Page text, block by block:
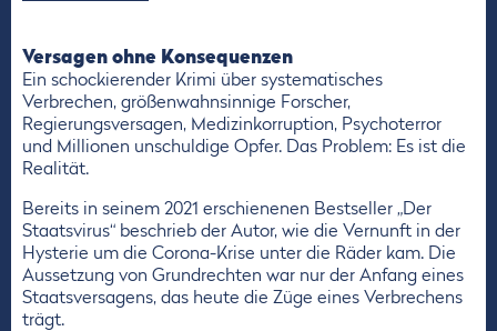
Versagen ohne Konsequenzen
Ein schockierender Krimi über systematisches
Verbrechen, größenwahnsinnige Forscher,
Regierungsversagen, Medizinkorruption, Psychoterror
und Millionen unschuldige Opfer. Das Problem: Es ist die
Realität.
Bereits in seinem 2021 erschienenen Bestseller „Der
Staatsvirus“ beschrieb der Autor, wie die Vernunft in der
Hysterie um die Corona-Krise unter die Räder kam. Die
Aussetzung von Grundrechten war nur der Anfang eines
Staatsversagens, das heute die Züge eines Verbrechens
trägt.